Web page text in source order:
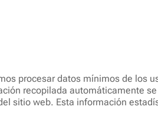
procesar datos mínimos de los
recopilada automáticamente
sitio web. Esta información